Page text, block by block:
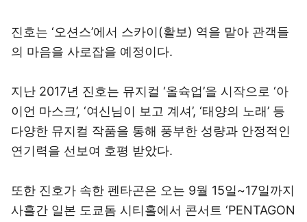
진호는 ‘오션스’에서 스카이(활보) 역을 맡아 관객들
의 마음을 사로잡을 예정이다.
지난 2017년 진호는 뮤지컬 ‘올슉업’을 시작으로 ‘아
이언 마스크’, ‘여신님이 보고 계셔’, ‘태양의 노래’ 등
다양한 뮤지컬 작품을 통해 풍부한 성량과 안정적인
연기력을 선보여 호평 받았다.
또한 진호가 속한 펜타곤은 오는 9월 15일~17일까지
사흘간 일본 도쿄돔 시티홀에서 콘서트 ‘PENTAGON